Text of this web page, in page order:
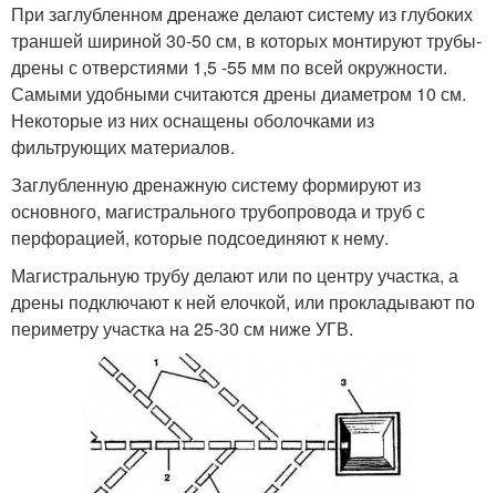
При заглубленном дренаже делают систему из глубоких
траншей шириной 30-50 см, в которых монтируют трубы-
дрены с отверстиями 1,5 -55 мм по всей окружности.
Самыми удобными считаются дрены диаметром 10 см.
Некоторые из них оснащены оболочками из
фильтрующих материалов.
Заглубленную дренажную систему формируют из
основного, магистрального трубопровода и труб с
перфорацией, которые подсоединяют к нему.
Магистральную трубу делают или по центру участка, а
дрены подключают к ней елочкой, или прокладывают по
периметру участка на 25-30 см ниже УГВ.